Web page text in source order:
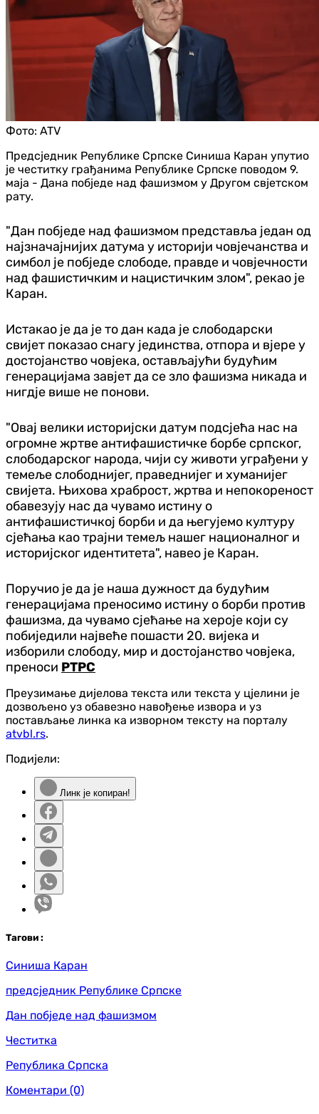
Фото: ATV
Предсједник Републике Српске Синиша Каран упутио
је честитку грађанима Републике Српске поводом 9.
маја - Дана побједе над фашизмом у Другом свјетском
рату.
"Дан побједе над фашизмом представља један од
најзначајнијих датума у историји човјечанства и
симбол је побједе слободе, правде и човјечности
над фашистичким и нацистичким злом", рекао је
Каран.
Истакао је да је то дан када је слободарски
свијет показао снагу јединства, отпора и вјере у
достојанство човјека, остављајући будућим
генерацијама завјет да се зло фашизма никада и
нигдје више не понови.
"Овај велики историјски датум подсјећа нас на
огромне жртве антифашистичке борбе српског,
слободарског народа, чији су животи уграђени у
темеље слободнијег, праведнијег и хуманијег
свијета. Њихова храброст, жртва и непокореност
обавезују нас да чувамо истину о
антифашистичкој борби и да његујемо културу
сјећања као трајни темељ нашег националног и
историјског идентитета", навео је Каран.
Поручио је да је наша дужност да будућим
генерацијама преносимо истину о борби против
фашизма, да чувамо сјећање на хероје који су
побиједили највеће пошасти 20. вијека и
изборили слободу, мир и достојанство човјека,
преноси РТРС
Преузимање дијелова текста или текста у цјелини је
дозвољено уз обавезно навођење извора и уз
постављање линка ка изворном тексту на порталу
atvbl.rs.
Подијели:
Линк је копиран!
Тагови :
Синиша Каран
предсједник Републике Српске
Дан побједе над фашизмом
Честитка
Република Српска
Коментари (0)